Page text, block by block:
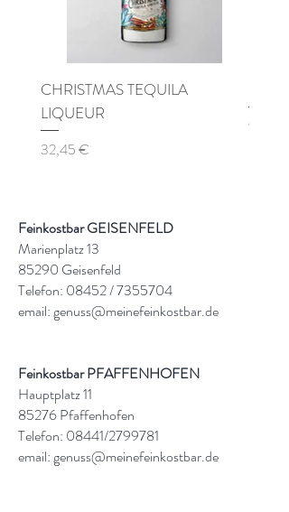
CHRISTMAS TEQUILA
LIQUEUR
Preis
32,45 €
Preis
9,90 €
Feinkostbar GEISENFELD
Marienplatz 13
85290 Geisenfeld
Telefon: 08452 /7355704
email:genuss@meinefeinkostbar.de
Feinkostbar PFAFFENHOFEN
Hauptplatz 11
85276 Pfaffenhofen
Telefon: 08441/2799781
email:genuss@meinefeinkostbar.de